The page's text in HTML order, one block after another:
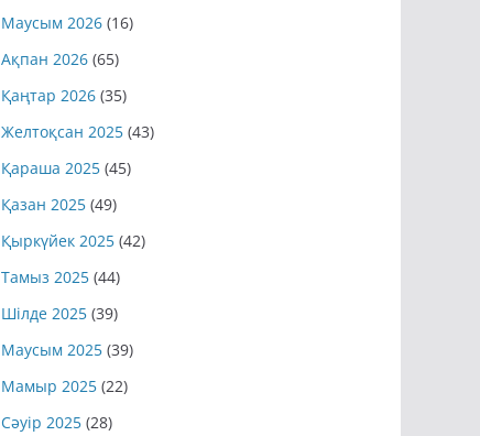
Маусым 2026 (16)
Ақпан 2026 (65)
Қаңтар 2026 (35)
Желтоқсан 2025 (43)
Қараша 2025 (45)
Қазан 2025 (49)
Қыркүйек 2025 (42)
Тамыз 2025 (44)
Шілде 2025 (39)
Маусым 2025 (39)
Мамыр 2025 (22)
Сәуір 2025 (28)